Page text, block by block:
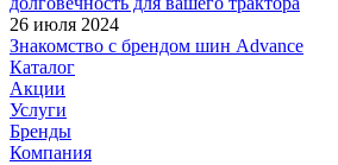
26 июля 2024
Знакомство с брендом шин Advance
Каталог
Акции
Услуги
Бренды
Компания